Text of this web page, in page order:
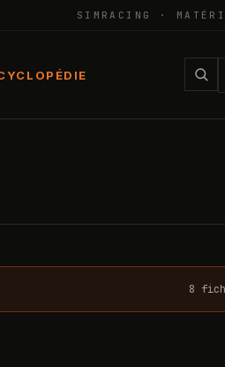
SIMRACING ·
8